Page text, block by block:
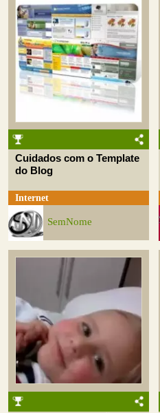
Cuidados com o Template
do Blog
Internet
SemNome